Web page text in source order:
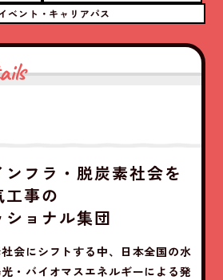
ベント・キャリアパス
フラ・脱炭素社会を
工事の
ショナル集団
会にシフトする中、日本全国の水
・バイオマスエネルギーによる発